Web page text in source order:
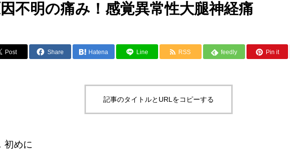
不明の痛み！感覚異常性大腿神経痛
Post Share Hatena Line RSS feedly Pin it
記事のタイトルとURLをコピーする
初めに